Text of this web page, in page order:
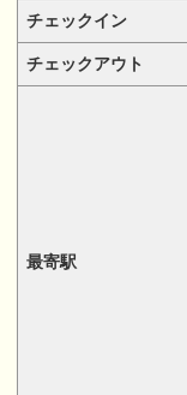
チェックイン
チェックアウト
最寄駅